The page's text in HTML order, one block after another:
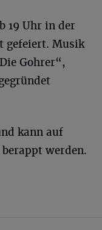
19 Uhr in der
gefeiert. Musik
Gohrer“,
kann auf
werden.